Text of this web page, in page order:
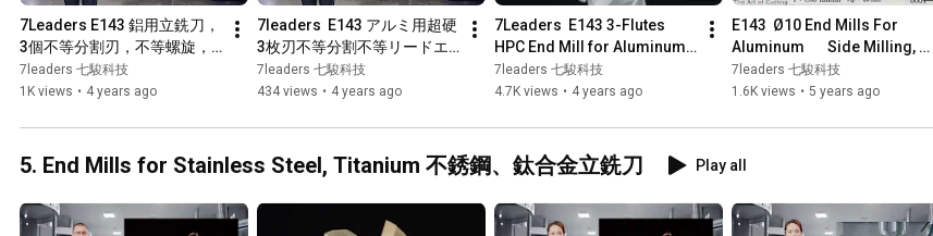
7Leaders E143 鋁用立銑刀，
3個不等分割刃，不等螺旋，
不等導程、切削不沾屑、可高
速重切粗加工，亦可鏡面精加
7leaders 七駿科技
1K views • 4 years ago
7leaders  E143 アルミ用超硬
3枚刃不等分割不等リードエ
ンドミル・刃先エッジバンド
より鏡ワーク表面・長い工具
7leaders 七駿科技
434 views • 4 years ago
7Leaders  E143 3-Flutes
HPC End Mill for Aluminum -
Roughing & Mirror finishing
Milling
7leaders 七駿科技
4.7K views • 4 years ago
E143  Ø10 End Mills For
Aluminum       Side Milling,
Helix, Drill, Slotting
7leaders 七駿科技
1.6K views • 5 years ago
5. End Mills for Stainless Steel, Titanium 不銹鋼、鈦合金立銑刀 Play all